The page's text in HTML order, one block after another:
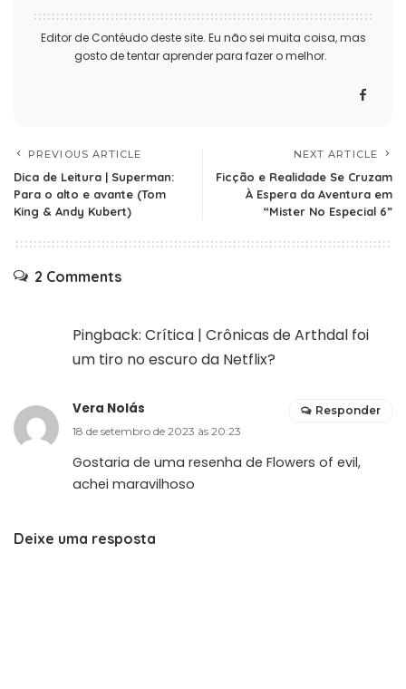
Editor de Contéudo deste site. Eu não sei muita coisa, mas
gosto de tentar aprender para fazer o melhor.
PREVIOUS ARTICLE
Dica de Leitura | Superman:
Para o alto e avante (Tom
King & Andy Kubert)
NEXT ARTICLE
Ficção e Realidade Se Cruzam
À Espera da Aventura em
“Mister No Especial 6”
2 Comments
Pingback: Crítica | Crônicas de Arthdal foi
um tiro no escuro da Netflix?
Vera Nolás
18 de setembro de 2023 às 20:23
Gostaria de uma resenha de Flowers of evil,
achei maravilhoso
Responder
Deixe uma resposta